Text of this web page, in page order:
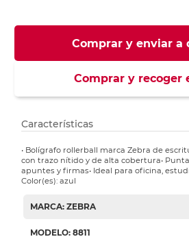
Comprar y enviar a
Comprar y recoger
Características
• Bolígrafo rollerball marca Zebra de
con trazo nítido y de alta cobertura•
apuntes y firmas• Ideal para oficina,
Color(es): azul
MARCA: ZEBRA
MODELO: 8811